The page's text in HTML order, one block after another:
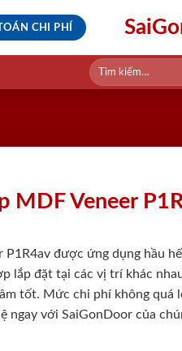
CHI PHÍ
Tìm
kiếm:
MDF Veneer
P1R4av được ứng dụng hầu
lắp đặt tại các vị trí khác
tốt. Mức chi phí không quá
ngay với SaiGonDoor của